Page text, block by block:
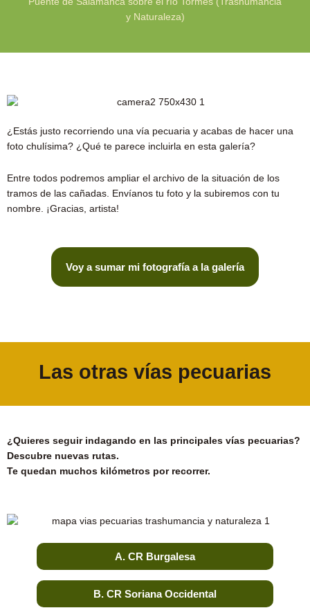
y Naturaleza)
¿Estás justo recorriendo una vía pecuaria y acabas de hacer una
foto chulísima? ¿Qué te parece incluirla en esta galería?
Entre todos podremos ampliar el archivo de la situación de los
tramos de las cañadas. Envíanos tu foto y la subiremos con tu
nombre. ¡Gracias, artista!
Voy a sumar mi fotografía a la galería
Las otras vías pecuarias
¿Quieres seguir indagando en las principales vías pecuarias?
Descubre nuevas rutas.
Te quedan muchos kilómetros por recorrer.
A. CR Burgalesa
B. CR Soriana Occidental